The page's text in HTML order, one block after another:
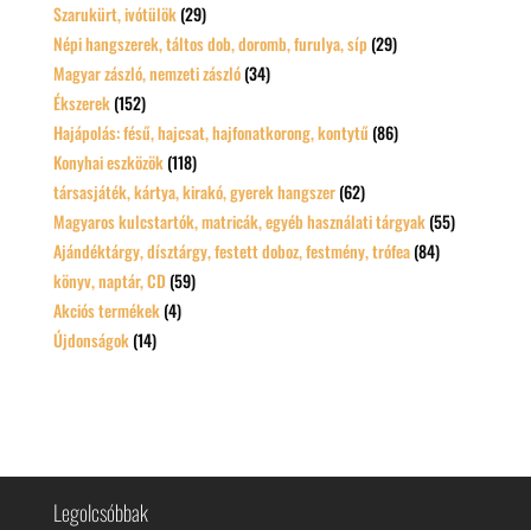
Szarukürt, ivótülök (29)
Népi hangszerek, táltos dob, doromb, furulya, síp (29)
Magyar zászló, nemzeti zászló (34)
Ékszerek (152)
Hajápolás: fésű, hajcsat, hajfonatkorong, kontytű (86)
Konyhai eszközök (118)
társasjáték, kártya, kirakó, gyerek hangszer (62)
Magyaros kulcstartók, matricák, egyéb használati tárgyak (55)
Ajándéktárgy, dísztárgy, festett doboz, festmény, trófea (84)
könyv, naptár, CD (59)
Akciós termékek (4)
Újdonságok (14)
Legolcsóbbak